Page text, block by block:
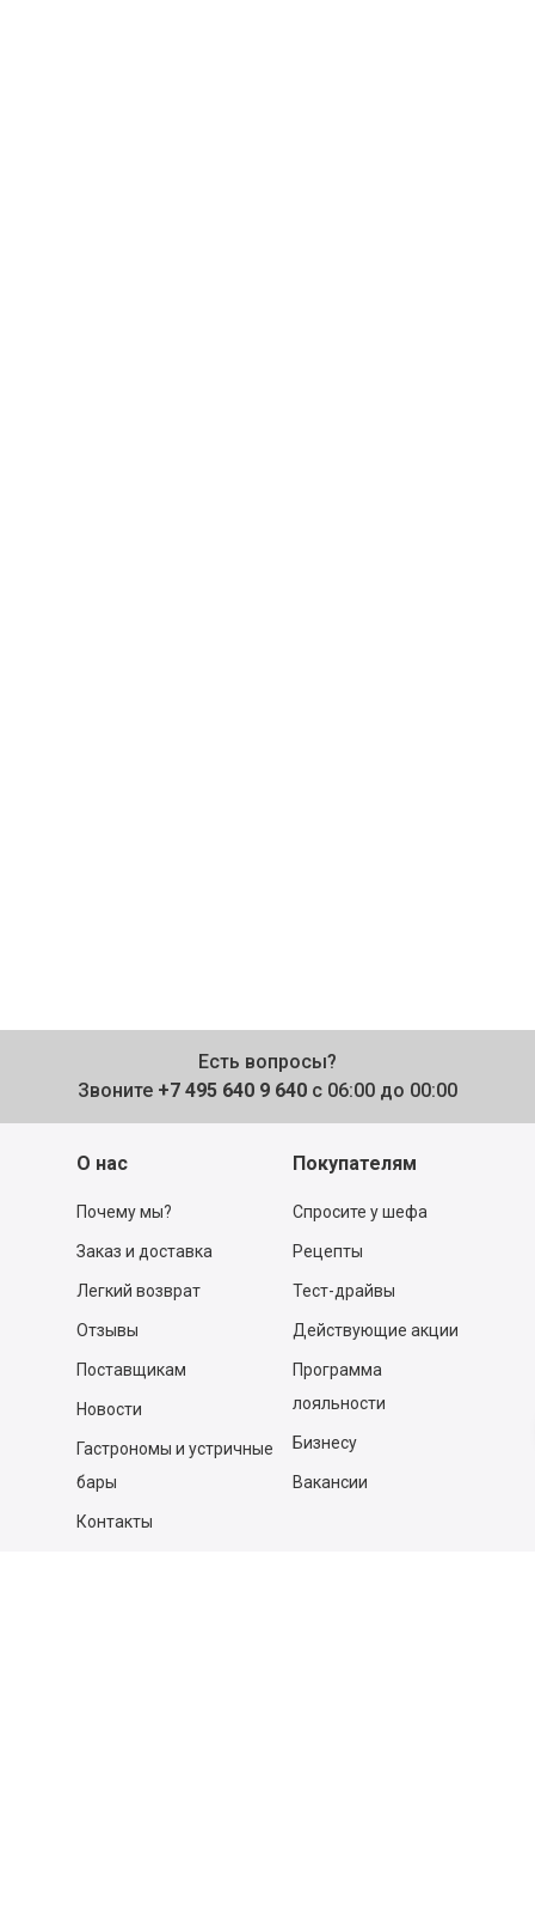
Есть вопросы?
Звоните +7 495 640 9 640 с 06:00 до 00:00
О нас
Почему мы?
Заказ и доставка
Легкий возврат
Отзывы
Поставщикам
Новости
Гастрономы и устричные
бары
Контакты
Покупателям
Спросите у шефа
Рецепты
Тест-драйвы
Действующие акции
Программа
лояльности
Бизнесу
Вакансии